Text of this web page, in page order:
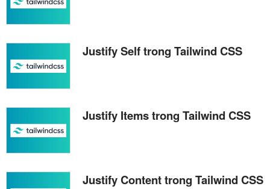
Justify Self trong Tailwind CSS
Justify Items trong Tailwind CSS
Justify Content trong Tailwind CSS